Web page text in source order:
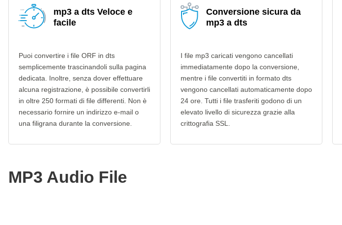
mp3 a dts Veloce e
facile
Puoi convertire i file ORF in dts
semplicemente trascinandoli sulla pagina
dedicata. Inoltre, senza dover effettuare
alcuna registrazione, è possibile convertirli
in oltre 250 formati di file differenti. Non è
necessario fornire un indirizzo e-mail o
una filigrana durante la conversione.
Conversione sicura da
mp3 a dts
I file mp3 caricati vengono cancellati
immediatamente dopo la conversione,
mentre i file convertiti in formato dts
vengono cancellati automaticamente dopo
24 ore. Tutti i file trasferiti godono di un
elevato livello di sicurezza grazie alla
crittografia SSL.
MP3 Audio File